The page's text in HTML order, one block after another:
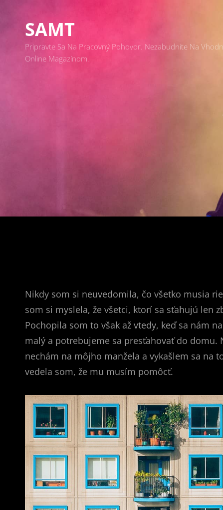
SAMT
Pripravte Sa Na Pracovný Pohovor. Nezabudnite Na
Online Magazínom.
Nikdy som si neuvedomila, čo všetko musia
som si myslela, že všetci, ktorí sa sťahujú len
Pochopila som to však až vtedy, keď sa nám
malý a potrebujeme sa presťahovať do domu.
nechám na môjho manžela a vykašlem sa na
vedela som, že mu musím pomôcť.